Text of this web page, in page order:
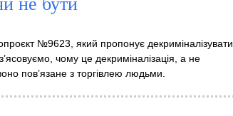
№9623, який пропонує декриміналізувати
чому це декриміналізація, а не
пов’язане з торгівлею людьми.